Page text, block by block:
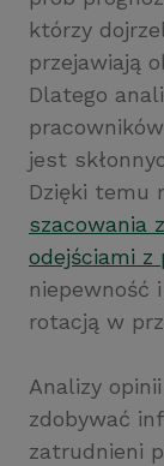
którzy
przejawiają
Dlatego
jest
Dzięki temu
szacowania
odejściami z
niepewność
rotacją w
Analizy
zdobywać
zatrudnieni